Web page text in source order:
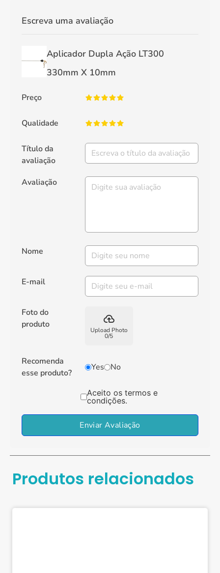
Escreva uma avaliação
Aplicador Dupla Ação LT300
330mm X 10mm
Preço
Qualidade
Título da
avaliação
Avaliação
Nome
E-mail
Foto do
produto
backup
Upload Photo
0/5
Recomenda
esse produto?
Yes No
Aceito os termos e
condições.
Enviar Avaliação
Produtos relacionados